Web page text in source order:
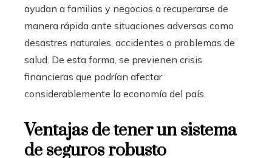
ayudan a familias y negocios a recuperarse de
manera rápida ante situaciones adversas como
desastres naturales, accidentes o problemas de
salud. De esta forma, se previenen crisis
financieras que podrían afectar
considerablemente la economía del país.
Ventajas de tener un sistema
de seguros robusto